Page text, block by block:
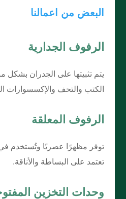
البعض من اعمالنا
الرفوف الجدارية
يتم تثبيتها على الجدران
الكتب والتحف والإكسسوارات
الرفوف المعلقة
توفر مظهرًا عصريًا وتُستخدم في
تعتمد على البساطة والأناقة.
وحدات التخزين